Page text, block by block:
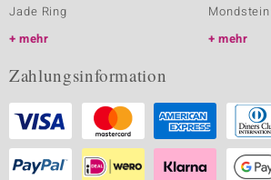
Jade Ring
mehr
Mondstein
mehr
Zahlungsinformation